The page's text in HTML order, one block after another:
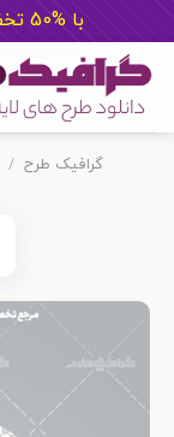
با %50 تخفیف اشتراک بخر
content
گرافیک طرح /